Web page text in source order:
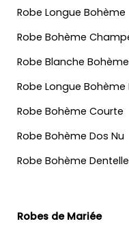
Robe Longue Bohème
Robe Bohème
Robe Blanche Bohème
Robe Longue Bohème
Robe Bohème Courte
Robe Bohème Dos Nu
Robe Bohème Dentelle
Robes de Mariée